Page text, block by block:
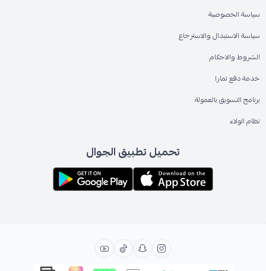
سياسة الخصوصية
سياسة الاستبدال والاسترجاع
الشروط والاحكام
خدمة دفع تمارا
برنامج التسويق بالعمولة
نظام الولاء
تحميل تطبيق الجوال